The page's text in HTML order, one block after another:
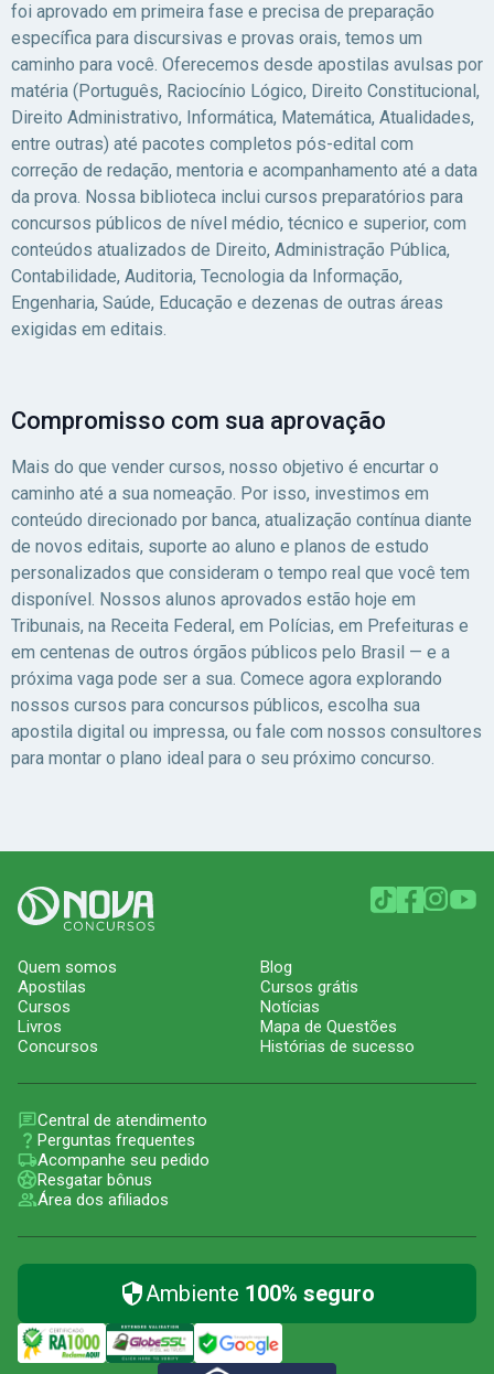
foi aprovado em primeira fase e precisa de preparação
específica para discursivas e provas orais, temos um
caminho para você. Oferecemos desde apostilas avulsas por
matéria (Português, Raciocínio Lógico, Direito Constitucional,
Direito Administrativo, Informática, Matemática, Atualidades,
entre outras) até pacotes completos pós-edital com
correção de redação, mentoria e acompanhamento até a data
da prova. Nossa biblioteca inclui cursos preparatórios para
concursos públicos de nível médio, técnico e superior, com
conteúdos atualizados de Direito, Administração Pública,
Contabilidade, Auditoria, Tecnologia da Informação,
Engenharia, Saúde, Educação e dezenas de outras áreas
exigidas em editais.
Compromisso com sua aprovação
Mais do que vender cursos, nosso objetivo é encurtar o
caminho até a sua nomeação. Por isso, investimos em
conteúdo direcionado por banca, atualização contínua diante
de novos editais, suporte ao aluno e planos de estudo
personalizados que consideram o tempo real que você tem
disponível. Nossos alunos aprovados estão hoje em
Tribunais, na Receita Federal, em Polícias, em Prefeituras e
em centenas de outros órgãos públicos pelo Brasil — e a
próxima vaga pode ser a sua. Comece agora explorando
nossos cursos para concursos públicos, escolha sua
apostila digital ou impressa, ou fale com nossos consultores
para montar o plano ideal para o seu próximo concurso.
Quem somos
Apostilas
Cursos
Livros
Concursos
Blog
Cursos grátis
Notícias
Mapa de Questões
Histórias de sucesso
Central de atendimento
Perguntas frequentes
Acompanhe seu pedido
Resgatar bônus
Área dos afiliados
Ambiente 100% seguro